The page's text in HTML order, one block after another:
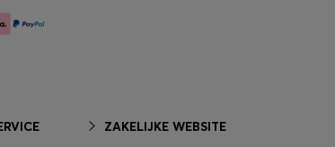
ZAKELIJKE WEBSITE